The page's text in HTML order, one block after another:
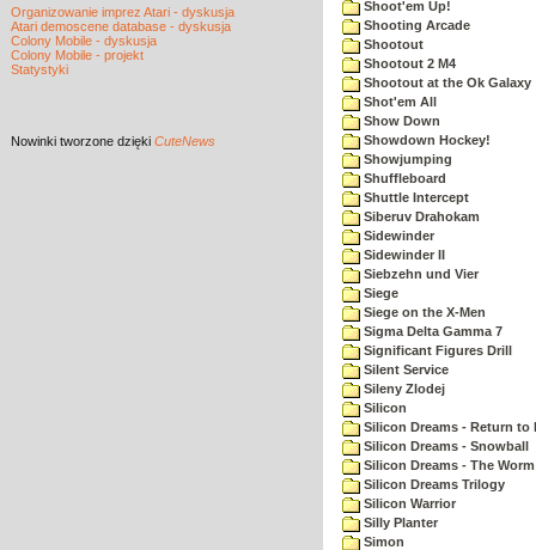
Organizowanie imprez Atari - dyskusja
Atari demoscene database - dyskusja
Colony Mobile - dyskusja
Colony Mobile - projekt
Statystyki
Nowinki tworzone dzięki CuteNews
Shoot'em Up!
Shooting Arcade
Shootout
Shootout 2 M4
Shootout at the Ok Galaxy
Shot'em All
Show Down
Showdown Hockey!
Showjumping
Shuffleboard
Shuttle Intercept
Siberuv Drahokam
Sidewinder
Sidewinder II
Siebzehn und Vier
Siege
Siege on the X-Men
Sigma Delta Gamma 7
Significant Figures Drill
Silent Service
Sileny Zlodej
Silicon
Silicon Dreams - Return to
Silicon Dreams - Snowball
Silicon Dreams - The
Silicon Dreams Trilogy
Silicon Warrior
Silly Planter
Simon